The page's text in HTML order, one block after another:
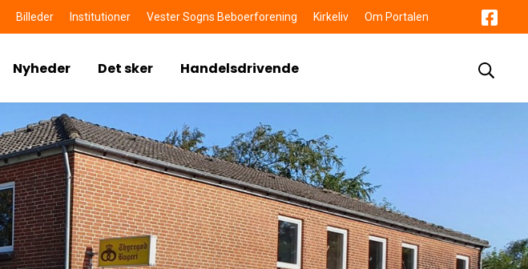
Billeder Institutioner Vester Sogns Beboerforening Kirkeliv Om Portalen
Nyheder Det sker Handelsdrivende